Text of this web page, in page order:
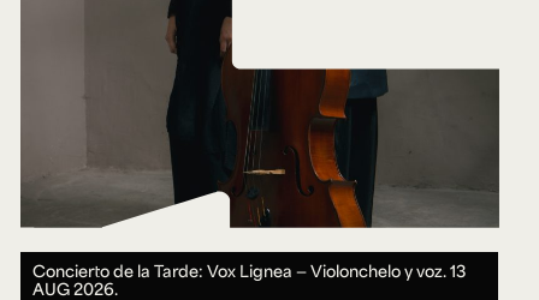
Concierto de la Tarde: Vox Lignea — Violonchelo y voz.13
AUG 2026.